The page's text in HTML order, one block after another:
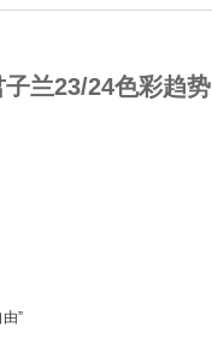
兰23/24色彩趋势
”